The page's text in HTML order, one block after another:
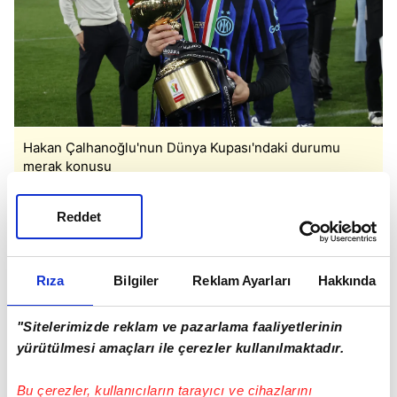
Rıza Bilgiler Reklam Ayarları Hakkında
"Sitelerimizde reklam ve pazarlama faaliyetlerinin
yürütülmesi amaçları ile çerezler kullanılmaktadır.
Bu çerezler, kullanıcıların tarayıcı ve cihazlarını
Reddet
Hakan Çalhanoğlu'nun Dünya Kupası'ndaki durumu
merak konusu
HAKAN ÇALHANOĞLU AÇIKLAMASI
Sakatlığı nedeniyle sezonu kapatan Hakan
Çalhanoğlu hakkında da konuşan Montella, milli
yıldızın İstanbul'a geldiğini söyledi. Montella,
"Hakan Çalhanoğlu İstanbul'a geldi. Bunun için
hem kendisine hem de cuma gününden itibaren